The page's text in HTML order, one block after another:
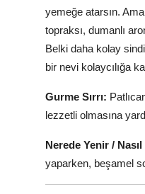
yemeğe atarsın.
topraksı, dumanlı
Belki daha kolay
bir nevi kolaycılığa
Gurme Sırrı:
lezzetli olmasına
Nerede Yenir / Nasıl
yaparken, beşamel